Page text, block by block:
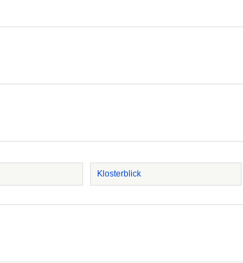
Klosterblick